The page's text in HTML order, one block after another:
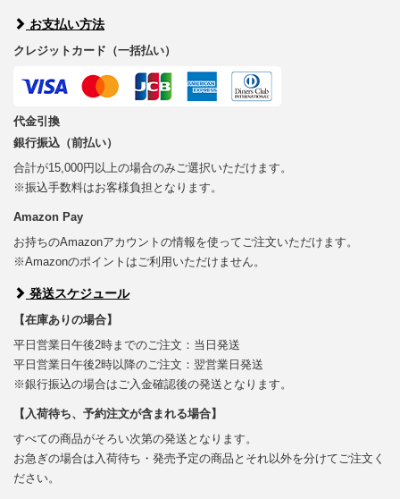
お支払い方法
クレジットカード（一括払い）
代金引換
銀行振込（前払い）
合計が15,000円以上の場合のみご選択いただけます。
※振込手数料はお客様負担となります。
Amazon Pay
お持ちのAmazonアカウントの情報を使ってご注文いただけます。
※Amazonのポイントはご利用いただけません。
発送スケジュール
【在庫ありの場合】
平日営業日午後2時までのご注文：当日発送
平日営業日午後2時以降のご注文：翌営業日発送
※銀行振込の場合はご入金確認後の発送となります。
【入荷待ち、予約注文が含まれる場合】
すべての商品がそろい次第の発送となります。
お急ぎの場合は入荷待ち・発売予定の商品とそれ以外を分けてご注文く
ださい。